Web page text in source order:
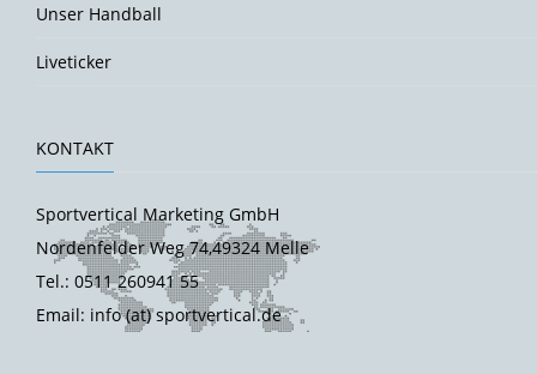
Unser Handball
Liveticker
KONTAKT
Sportvertical Marketing GmbH
Nordenfelder Weg 74,49324 Melle
Tel.: 0511 260941 55
Email: info (at) sportvertical.de